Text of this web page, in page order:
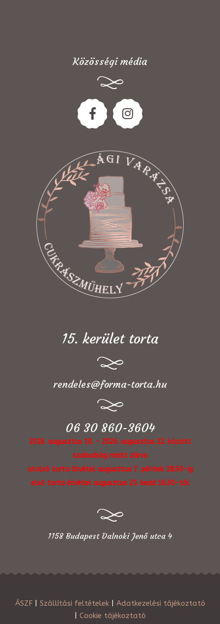
Közösségi média
15. kerület torta
rendeles@forma-torta.hu
06 30 860-3604
2026. augusztus 10. - 2026. augusztus 22. között
szabadság miatt zárva
utolsó torta átvétel augusztus 7. péntek 18:30-ig
első torta átvétel augusztus 25. kedd 16:30-tól
1158 Budapest Dalnoki Jenő utca 4
ÁSZF| Szállítási feltételek| Adatkezelési tájékoztató
Cookie tájékoztató